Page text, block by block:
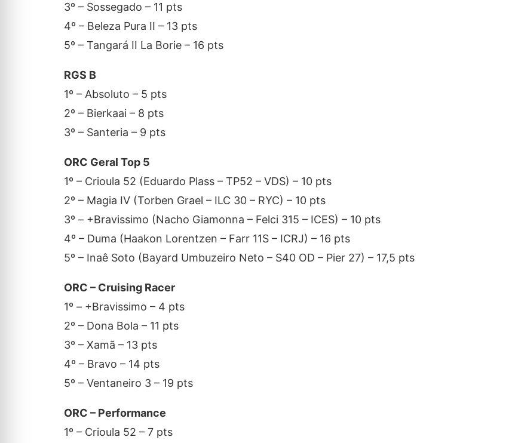
3º – Sossegado – 11 pts
4º – Beleza Pura II – 13 pts
5º – Tangará II La Borie – 16 pts
RGS B
1º – Absoluto – 5 pts
2º – Bierkaai – 8 pts
3º – Santeria – 9 pts
ORC Geral Top 5
1º – Crioula 52 (Eduardo Plass – TP52 – VDS) – 10 pts
2º – Magia IV (Torben Grael – ILC 30 – RYC) – 10 pts
3º – +Bravissimo (Nacho Giamonna – Felci 315 – ICES) – 10 pts
4º – Duma (Haakon Lorentzen – Farr 11S – ICRJ) – 16 pts
5º – Inaê Soto (Bayard Umbuzeiro Neto – S40 OD – Pier 27) – 17,5 pts
ORC – Cruising Racer
1º – +Bravissimo – 4 pts
2º – Dona Bola – 11 pts
3º – Xamã – 13 pts
4º – Bravo – 14 pts
5º – Ventaneiro 3 – 19 pts
ORC – Performance
1º – Crioula 52 – 7 pts